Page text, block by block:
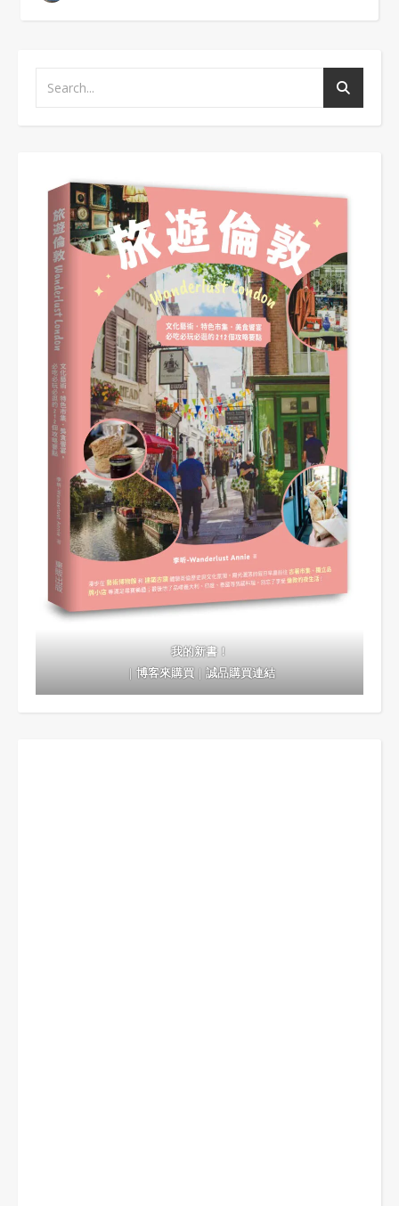
我的新書！
｜博客來購買｜誠品購買連結